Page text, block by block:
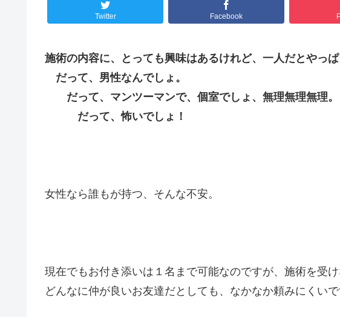
Twitter Facebook
施術の内容に、とっても興味はあるけれど、一人だとやっぱ
だって、男性なんでしょ。
だって、マンツーマンで、個室でしょ、無理無理無理。
だって、怖いでしょ！
女性なら誰もが持つ、そんな不安。
現在でもお付き添いは１名まで可能なのですが、施術を受
どんなに仲が良いお友達だとしても、なかなか頼みにくいで